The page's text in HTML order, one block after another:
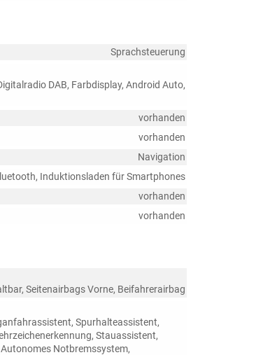
Sprachsteuerung
DAB, Farbdisplay, Android Auto,
vorhanden
vorhanden
Navigation
Induktionsladen für Smartphones
vorhanden
vorhanden
Seitenairbags Vorne, Beifahrerairbag
Spurhalteassistent,
Stauassistent,
Notbremssystem,